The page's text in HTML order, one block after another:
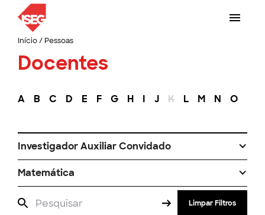
Início/ Pessoas
Docentes
A B C D E F G H I J K L M N O
Investigador Auxiliar Convidado
Matemática
Limpar Filtros